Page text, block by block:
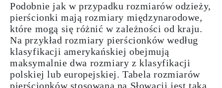
Podobnie jak w przypadku rozmiarów odzieży,
pierścionki mają rozmiary międzynarodowe,
które mogą się różnić w zależności od kraju.
Na przykład rozmiary pierścionków według
klasyfikacji amerykańskiej obejmują
maksymalnie dwa rozmiary z klasyfikacji
polskiej lub europejskiej. Tabela rozmiarów
pierścionków stosowana na Słowacji jest taka